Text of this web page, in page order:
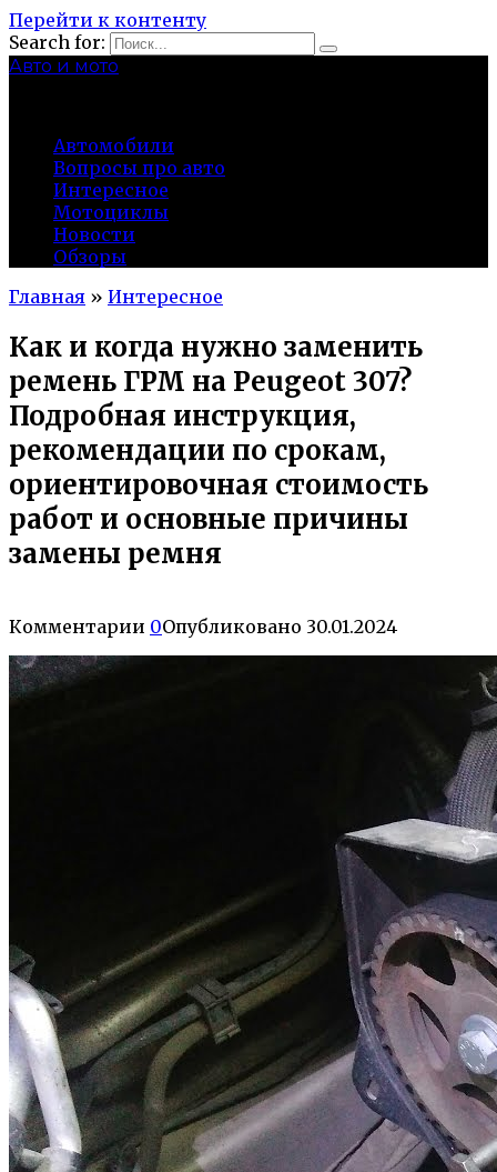
Перейти к контенту
Search for:
Авто и мото
Автомобили
Вопросы про авто
Интересное
Мотоциклы
Новости
Обзоры
Главная » Интересное
Как и когда нужно заменить
ремень ГРМ на Peugeot 307?
Подробная инструкция,
рекомендации по срокам,
ориентировочная стоимость
работ и основные причины
замены ремня
Комментарии 0Опубликовано 30.01.2024